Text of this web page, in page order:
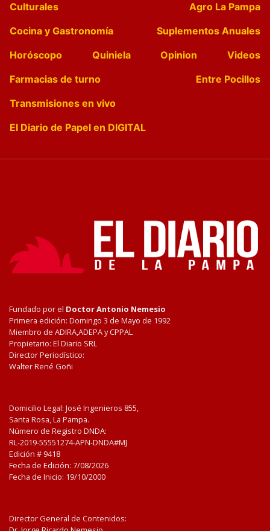
Culturales
Agro La Pampa
Cocina y Gastronomía
Suplementos Anuales
Horóscopo
Quiniela Opinion
Videos
Farmacias de turno
Entre Pocillos
Transmisiones en vivo
El Diario de Papel en DIGITAL
Fundado por el Doctor Antonio Nemesio
Primera edición: Domingo 3 de Mayo de 1992
Miembro de ADIRA,ADEPA y CPPAL
Propietario: El Diario SRL
Director Periodístico:
Walter René Goñi
Domicilio Legal: José Ingenieros 855,
Santa Rosa, La Pampa.
Número de Registro DNDA:
RL-2019-55551274-APN-DNDA#MJ
Edición # 9418
Fecha de Edición: 7/08/2026
Fecha de Inicio: 19/10/2000
Director General de Contenidos: